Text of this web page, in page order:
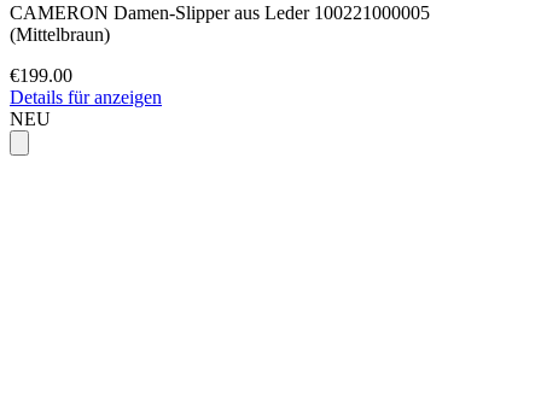
CAMERON Damen-Slipper aus Leder 100221000005
(Mittelbraun)
€199.00
Details für anzeigen
NEU